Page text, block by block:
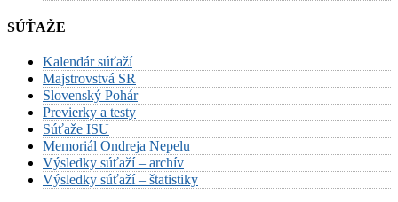
SÚŤAŽE
Kalendár súťaží
Majstrovstvá SR
Slovenský Pohár
Previerky a testy
Súťaže ISU
Memoriál Ondreja Nepelu
Výsledky súťaží – archív
Výsledky súťaží – štatistiky